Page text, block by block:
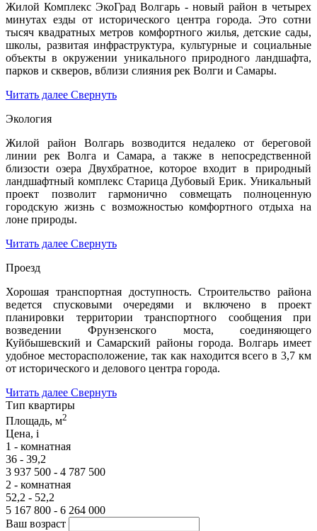
Жилой Комплекс ЭкоГрад Волгарь - новый район в четырех
минутах езды от исторического центра города. Это сотни
тысяч квадратных метров комфортного жилья, детские сады,
школы, развитая инфраструктура, культурные и социальные
объекты в окружении уникального природного ландшафта,
парков и скверов, вблизи слияния рек Волги и Самары.
Читать далее Свернуть
Экология
Жилой район Волгарь возводится недалеко от береговой
линии рек Волга и Самара, а также в непосредственной
близости озера Двухбратное, которое входит в природный
ландшафтный комплекс Старица Дубовый Ерик. Уникальный
проект позволит гармонично совмещать полноценную
городскую жизнь с возможностью комфортного отдыха на
лоне природы.
Читать далее Свернуть
Проезд
Хорошая транспортная доступность. Строительство района
ведется спусковыми очередями и включено в проект
планировки территории транспортного сообщения при
возведении Фрунзенского моста, соединяющего
Куйбышевский и Самарский районы города. Волгарь имеет
удобное месторасположение, так как находится всего в 3,7 км
от исторического и делового центра города.
Читать далее Свернуть
Тип квартиры
Площадь, м2
Цена, i
1 - комнатная
36 - 39,2
3 937 500 - 4 787 500
2 - комнатная
52,2 - 52,2
5 167 800 - 6 264 000
Ваш возраст